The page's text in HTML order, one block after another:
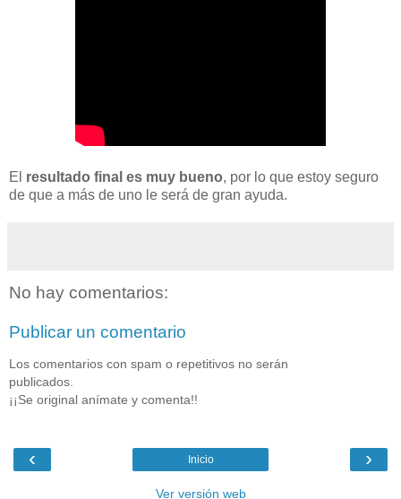
El resultado final es muy bueno, por lo que estoy seguro
de que a más de uno le será de gran ayuda.
No hay comentarios:
Publicar un comentario
Los comentarios con spam o repetitivos no serán
publicados.
¡¡Se original anímate y comenta!!
‹ ›
Inicio
Ver versión web